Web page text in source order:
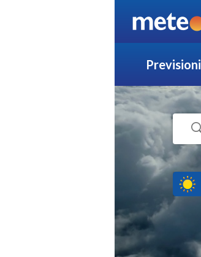
Previsioni